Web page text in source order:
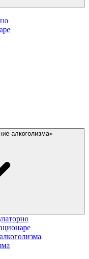
алкоголизма»